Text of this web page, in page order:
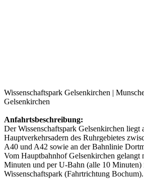
Wissenschaftspark Gelsenkirchen |
Gelsenkirchen
Anfahrtsbeschreibung:
Der Wissenschaftspark Gelsenkirchen liegt
Hauptverkehrsadern des Ruhrgebietes
A40 und A42 sowie an der Bahnlinie
Vom Hauptbahnhof Gelsenkirchen gelangt
Minuten und per U-Bahn (alle 10
Wissenschaftspark (Fahrtrichtung Bochum).